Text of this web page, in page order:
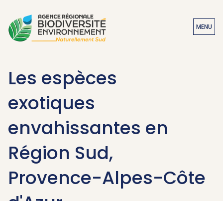
MENU
Les espèces
exotiques
envahissantes en
Région Sud,
Provence-Alpes-Côte